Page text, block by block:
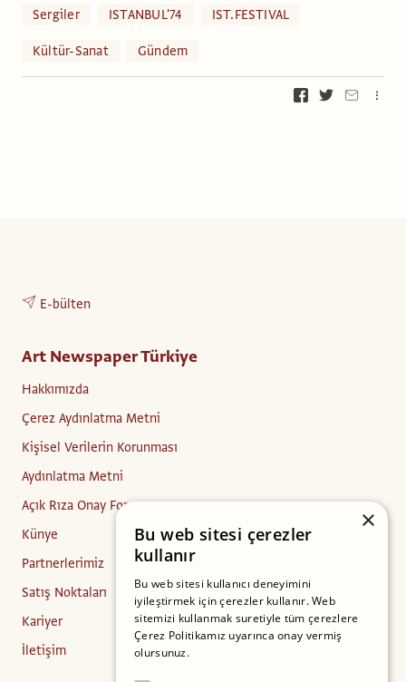
Sergiler ISTANBUL'74
IST.FESTIVAL
Kültür-Sanat
Gündem
E-bülten
Art Newspaper Türkiye
Hakkımızda
Çerez Aydınlatma Metni
Kişisel Verilerin Korunması
Aydınlatma Metni
Açık Rıza Onay Formu
Künye
Partnerlerimiz
Satış Noktaları
Kariyer
İletişim
×
Bu web sitesi çerezler
kullanır
Bu web sitesi kullanıcı deneyimini
iyileştirmek için çerezler kullanır. Web
sitemizi kullanmak suretiyle tüm çerezlere
Çerez Politikamız uyarınca onay vermiş
olursunuz.